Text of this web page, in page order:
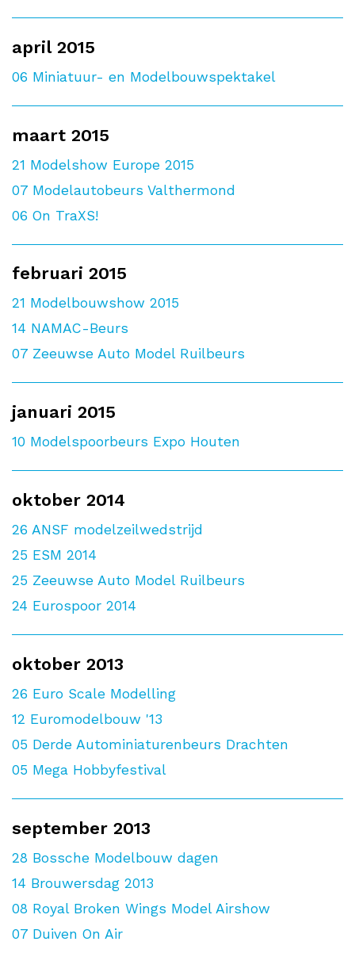
april 2015
06 Miniatuur- en Modelbouwspektakel
maart 2015
21 Modelshow Europe 2015
07 Modelautobeurs Valthermond
06 On TraXS!
februari 2015
21 Modelbouwshow 2015
14 NAMAC-Beurs
07 Zeeuwse Auto Model Ruilbeurs
januari 2015
10 Modelspoorbeurs Expo Houten
oktober 2014
26 ANSF modelzeilwedstrijd
25 ESM 2014
25 Zeeuwse Auto Model Ruilbeurs
24 Eurospoor 2014
oktober 2013
26 Euro Scale Modelling
12 Euromodelbouw '13
05 Derde Autominiaturenbeurs Drachten
05 Mega Hobbyfestival
september 2013
28 Bossche Modelbouw dagen
14 Brouwersdag 2013
08 Royal Broken Wings Model Airshow
07 Duiven On Air